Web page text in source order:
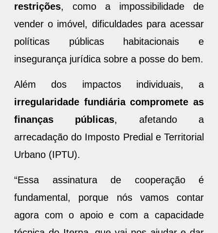
restrições, como a impossibilidade de
vender o imóvel, dificuldades para acessar
políticas públicas habitacionais e
insegurança jurídica sobre a posse do bem.
Além dos impactos individuais, a
irregularidade fundiária compromete as
finanças públicas, afetando a
arrecadação do Imposto Predial e Territorial
Urbano (IPTU).
“Essa assinatura de cooperação é
fundamental, porque nós vamos contar
agora com o apoio e com a capacidade